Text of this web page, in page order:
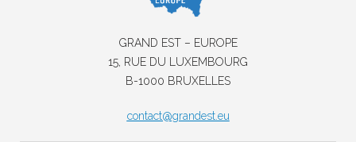
GRAND EST – EUROPE
15, RUE DU LUXEMBOURG
B-1000 BRUXELLES
contact@grandest.eu